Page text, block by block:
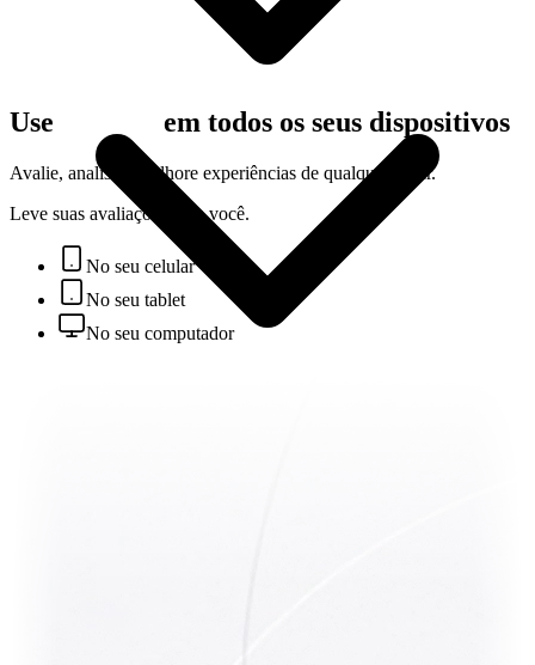
Análise profunda de competências
Gerencie múltiplos clientes facilmente
Suporte dedicado
Acompanhamento em cada projeto
Descobrir mais sobre Consultores
Use em todos os seus dispositivos
Avalie, analise e melhore experiências de qualquer lugar.
Leve suas avaliações com você.
No seu celular
No seu tablet
No seu computador